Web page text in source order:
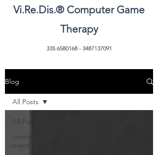
335 6580168- 3487137091
Vi.Re.Dis.® Computer Game
Therapy
Blog
All Posts
corsi ed
eventi
All Posts